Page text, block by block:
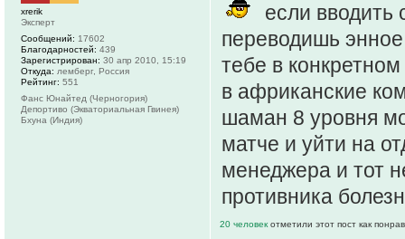
если вводить
переводишь энное
тебе в
в африканские
шаман 8 уровня
матче и уйти на
менеджера и тот
противника
20 человекотметили этот пост как
xrerik
Эксперт
Сообщений: 17602
Благодарностей: 439
Зарегистрирован: 30 апр 2010, 15:19
Откуда: лемберг, Россия
Рейтинг: 551
Фанс Юнайтед (Черногория)
Депортиво (Экваториальная Гвинея)
Бхуна (Индия)